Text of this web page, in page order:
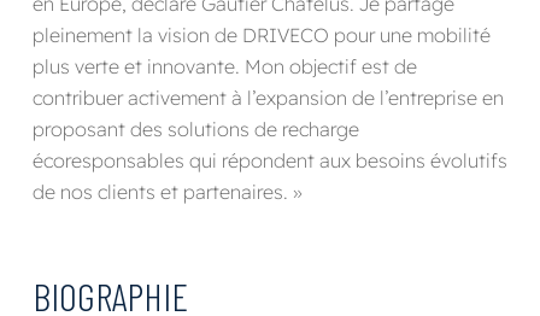
pleinement la vision de DRIVECO pour une mobilité
plus verte et innovante. Mon objectif est de
contribuer activement à l’expansion de l’entreprise en
proposant des solutions de recharge
écoresponsables qui répondent aux besoins évolutifs
de nos clients et partenaires. »
BIOGRAPHIE